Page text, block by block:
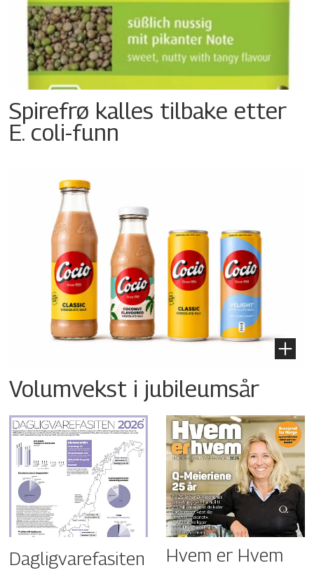
Spirefrø kalles tilbake etter
E. coli-funn
Volumvekst i jubileumsår
Dagligvarefasiten Hvem er Hvem